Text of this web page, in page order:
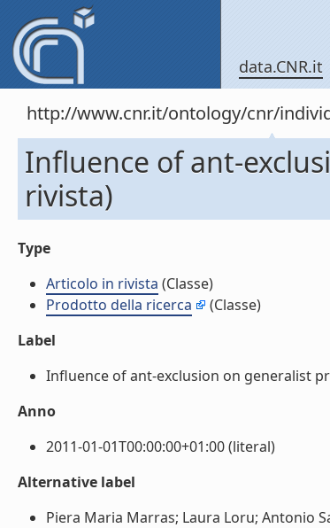
data.CNR.it
http://www.cnr.it/ontology/cnr/
Influence of ant-
rivista)
Type
Articolo in rivista (Classe)
Prodotto della ricerca
(Classe)
Label
Influence of ant-exclusion on generalist
Anno
2011-01-01T00:00:00+01:00 (literal)
Alternative label
Piera Maria Marras; Laura Loru; Antonio